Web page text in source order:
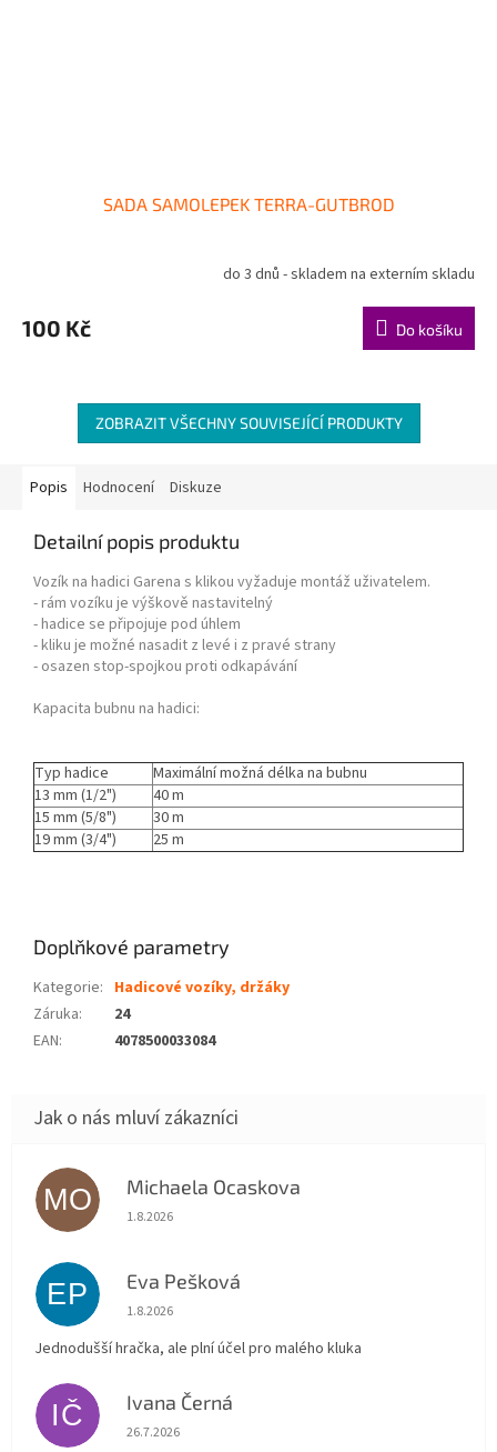
SADA SAMOLEPEK TERRA-GUTBROD
do 3 dnů - skladem na externím skladu
100 Kč Do košíku
ZOBRAZIT VŠECHNY SOUVISEJÍCÍ PRODUKTY
Popis Hodnocení Diskuze
Detailní popis produktu
Vozík na hadici Garena s klikou vyžaduje montáž uživatelem.
- rám vozíku je výškově nastavitelný
- hadice se připojuje pod úhlem
- kliku je možné nasadit z levé i z pravé strany
- osazen stop-spojkou proti odkapávání
Kapacita bubnu na hadici:
Typ hadice
Maximální možná délka na bubnu
13 mm (1/2")
40 m
15 mm (5/8")
30 m
19 mm (3/4")
25 m
Doplňkové parametry
Kategorie: Hadicové vozíky, držáky
Záruka:
24
EAN: 4078500033084
MO Michaela Ocaskova
Hodnocení obchodu je 5 z 5 hvězdiček.
1.8.2026
EP Eva Pešková
Hodnocení obchodu je 5 z 5 hvězdiček.
1.8.2026
Jednodušší hračka, ale plní účel pro malého kluka
IČ Ivana Černá
Hodnocení obchodu je 5 z 5 hvězdiček.
26.7.2026